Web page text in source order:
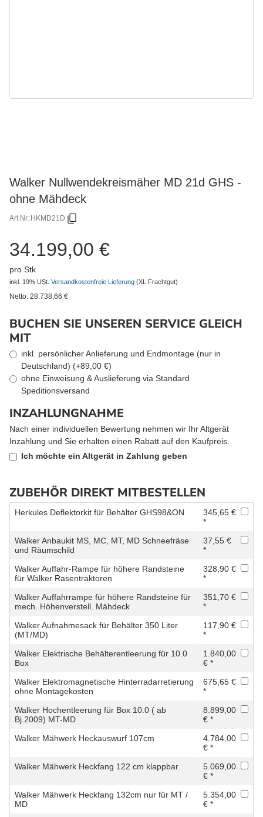
Walker Nullwendekreismäher MD 21d GHS -
ohne Mähdeck
Art.Nr.:HKMD21D
34.199,00 €
pro Stk
inkl. 19% USt. Versandkostenfreie Lieferung (XL Frachtgut)
Netto: 28.738,66 €
BUCHEN SIE UNSEREN SERVICE GLEICH
MIT
inkl. persönlicher Anlieferung und Endmontage (nur in
Deutschland) (+89,00 €)
ohne Einweisung & Auslieferung via Standard
Speditionsversand
INZAHLUNGNAHME
Nach einer individuellen Bewertung nehmen wir Ihr Altgerät
Inzahlung und Sie erhalten einen Rabatt auf den Kaufpreis.
Ich möchte ein Altgerät in Zahlung geben
ZUBEHÖR DIREKT MITBESTELLEN
Herkules Deflektorkit für Behälter GHS98&ON
345,65 €
*
Walker Anbaukit MS, MC, MT, MD Schneefräse
und Räumschild
37,55 €
*
Walker Auffahr-Rampe für höhere Randsteine
für Walker Rasentraktoren
328,90 €
*
Walker Auffahrrampe für höhere Randsteine für
mech. Höhenverstell. Mähdeck
351,70 €
*
Walker Aufnahmesack für Behälter 350 Liter
(MT/MD)
117,90 €
*
Walker Elektrische Behälterentleerung für 10.0
Box
1.840,00
€ *
Walker Elektromagnetische Hinterradarretierung
ohne Montagekosten
675,65 €
*
Walker Hochentleerung für Box 10.0 ( ab
Bj.2009) MT-MD
8.899,00
€ *
Walker Mähwerk Heckauswurf 107cm
4.784,00
€ *
Walker Mähwerk Heckfang 122 cm klappbar
5.069,00
€ *
Walker Mähwerk Heckfang 132cm nur für MT /
MD
5.354,00
€ *